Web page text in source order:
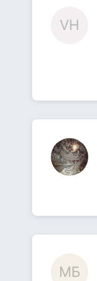
VН
MБ